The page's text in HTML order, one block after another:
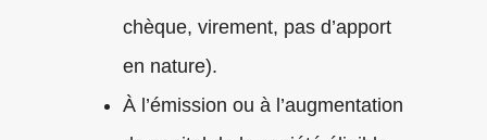
chèque, virement, pas d’apport
en nature).
À l’émission ou à l’augmentation